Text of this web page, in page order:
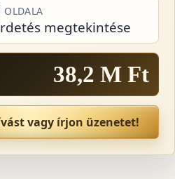
OLDALA
megtekintése
38,2 M Ft
vagy írjon üzenetet!